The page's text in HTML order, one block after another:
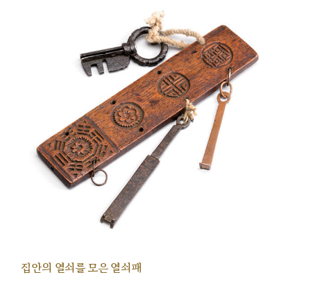
집안의 열쇠를 모은 열쇠패